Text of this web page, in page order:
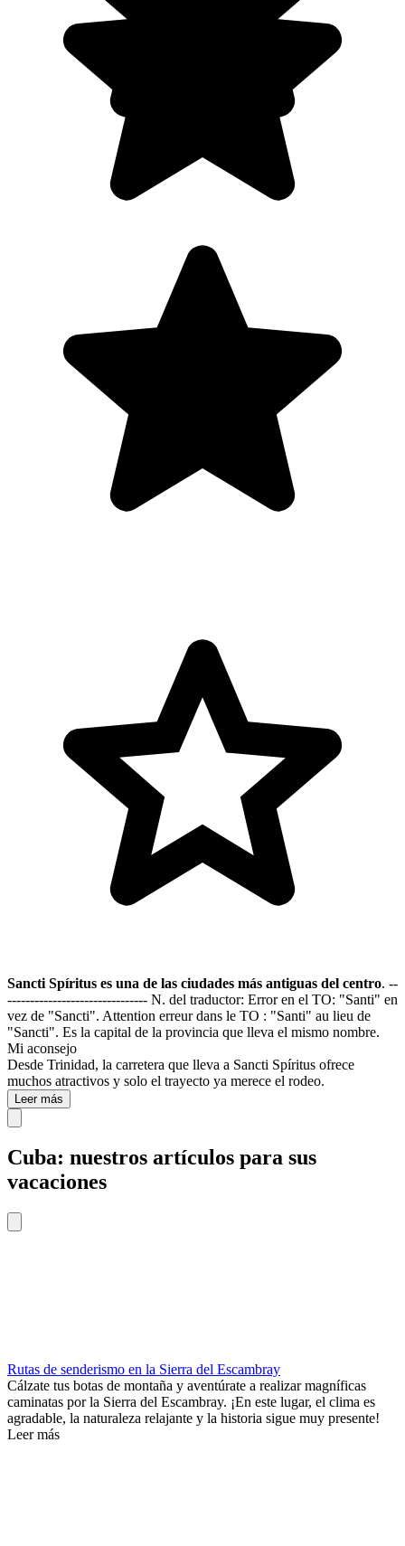
Sancti Spíritus es una de las ciudades más antiguas del centro. --
------------------------------- N. del traductor: Error en el TO: "Santi" en
vez de "Sancti". Attention erreur dans le TO : "Santi" au lieu de
"Sancti". Es la capital de la provincia que lleva el mismo nombre.
Mi aconsejo
Desde Trinidad, la carretera que lleva a Sancti Spíritus ofrece
muchos atractivos y solo el trayecto ya merece el rodeo.
Leer más
Cuba: nuestros artículos para sus
vacaciones
Rutas de senderismo en la Sierra del Escambray
Cálzate tus botas de montaña y aventúrate a realizar magníficas
caminatas por la Sierra del Escambray. ¡En este lugar, el clima es
agradable, la naturaleza relajante y la historia sigue muy presente!
Leer más